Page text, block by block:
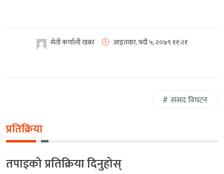
सेती कर्णाली खबर आइतवार, भदौ ५, २०७९ ११:२१
संसद विघटन
प्रतिक्रिया
तपाइको प्रतिक्रिया दिनुहोस्